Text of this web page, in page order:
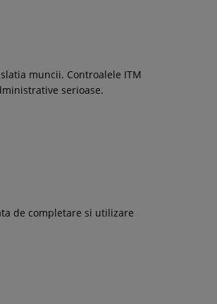
muncii. Controalele ITM
serioase.
de completare si utilizare